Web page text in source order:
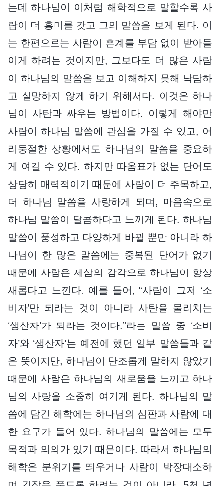
는데 하나님이 이처럼 해학적으로 말할수록 사
람이 더 흥미를 갖고 그의 말씀을 보게 된다. 이
는 한편으로는 사람이 훈계를 부담 없이 받아들
이게 하려는 것이지만, 그보다도 더 많은 사람
이 하나님의 말씀을 보고 이해하지 못해 낙담하
고 실망하지 않게 하기 위해서다. 이것은 하나
님이 사탄과 싸우는 방법이다. 이렇게 해야만
사람이 하나님 말씀에 관심을 가질 수 있고, 어
리둥절한 상황에서도 하나님의 말씀을 중요하
게 여길 수 있다. 하지만 따옴표가 없는 단어도
상당히 매력적이기 때문에 사람이 더 주목하고,
더 하나님 말씀을 사랑하게 되며, 마음속으로
하나님 말씀이 달콤하다고 느끼게 된다. 하나님
말씀이 풍성하고 다양하게 바뀔 뿐만 아니라 하
나님이 한 많은 말씀에는 중복된 단어가 없기
때문에 사람은 제삼의 감각으로 하나님이 항상
새롭다고 느낀다. 예를 들어, “사람이 그저 ‘소
비자’만 되라는 것이 아니라 사탄을 물리치는
‘생산자’가 되라는 것이다.”라는 말씀 중 ‘소비
자’와 ‘생산자’는 예전에 했던 일부 말씀들과 같
은 뜻이지만, 하나님이 단조롭게 말하지 않았기
때문에 사람은 하나님의 새로움을 느끼고 하나
님의 사랑을 소중히 여기게 된다. 하나님의 말
씀에 담긴 해학에는 하나님의 심판과 사람에 대
한 요구가 들어 있다. 하나님의 말씀에는 모두
목적과 의의가 있기 때문이다. 따라서 하나님의
해학은 분위기를 띄우거나 사람이 박장대소하